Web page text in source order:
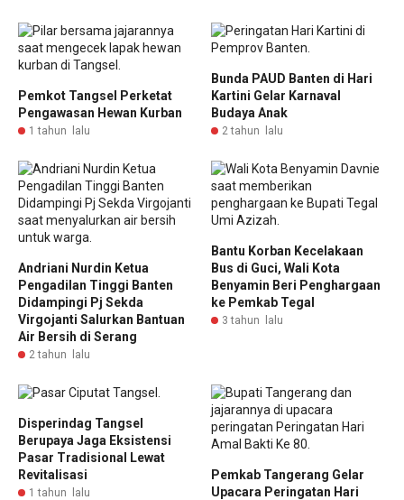
Pemkot Tangsel Perketat
Pengawasan Hewan Kurban
1 tahun lalu
Bunda PAUD Banten di Hari
Kartini Gelar Karnaval
Budaya Anak
2 tahun lalu
Andriani Nurdin Ketua
Pengadilan Tinggi Banten
Didampingi Pj Sekda
Virgojanti Salurkan Bantuan
Air Bersih di Serang
2 tahun lalu
Bantu Korban Kecelakaan
Bus di Guci, Wali Kota
Benyamin Beri Penghargaan
ke Pemkab Tegal
3 tahun lalu
Disperindag Tangsel
Berupaya Jaga Eksistensi
Pasar Tradisional Lewat
Revitalisasi
1 tahun lalu
Pemkab Tangerang Gelar
Upacara Peringatan Hari